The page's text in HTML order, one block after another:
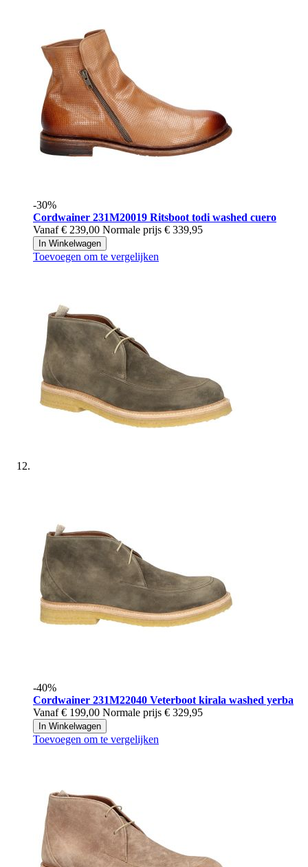
-30%
Cordwainer 231M20019 Ritsboot todi washed cuero
Vanaf € 239,00 Normale prijs € 339,95
In Winkelwagen
Toevoegen om te vergelijken
-40%
Cordwainer 231M22040 Veterboot kirala washed yerba
Vanaf € 199,00 Normale prijs € 329,95
In Winkelwagen
Toevoegen om te vergelijken